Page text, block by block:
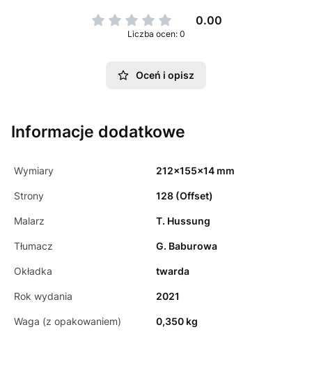
0.00
Liczba ocen: 0
Oceń i opisz
Informacje dodatkowe
Wymiary 212x155x14 mm
Strony 128 (Offset)
Malarz T. Hussung
Tłumacz G. Baburowa
Okładka twarda
Rok wydania 2021
Waga (z opakowaniem) 0,350 kg